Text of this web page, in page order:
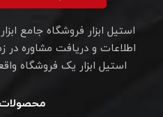
استیل ابزار فروشگاه جامع
اطلاعات و دریافت مشاوره در
استیل ابزار یک فروشگاه